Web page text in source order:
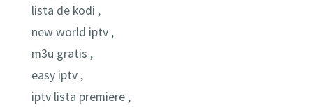
lista de kodi ,
new world iptv ,
m3u gratis ,
easy iptv ,
iptv lista premiere ,